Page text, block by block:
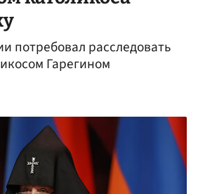
потребовал расследовать
Гарегином